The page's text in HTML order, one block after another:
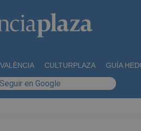
VALÈNCIA CULTURPLAZA GUÍA
en Google